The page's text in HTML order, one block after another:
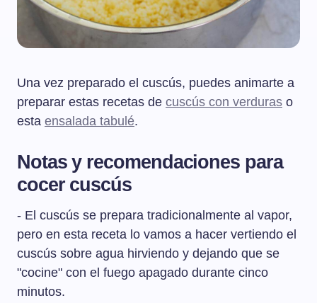
Una vez preparado el cuscús, puedes animarte a
preparar estas recetas de cuscús con verduras o
esta ensalada tabulé.
Notas y recomendaciones para
cocer cuscús
- El cuscús se prepara tradicionalmente al vapor,
pero en esta receta lo vamos a hacer vertiendo el
cuscús sobre agua hirviendo y dejando que se
"cocine" con el fuego apagado durante cinco
minutos.